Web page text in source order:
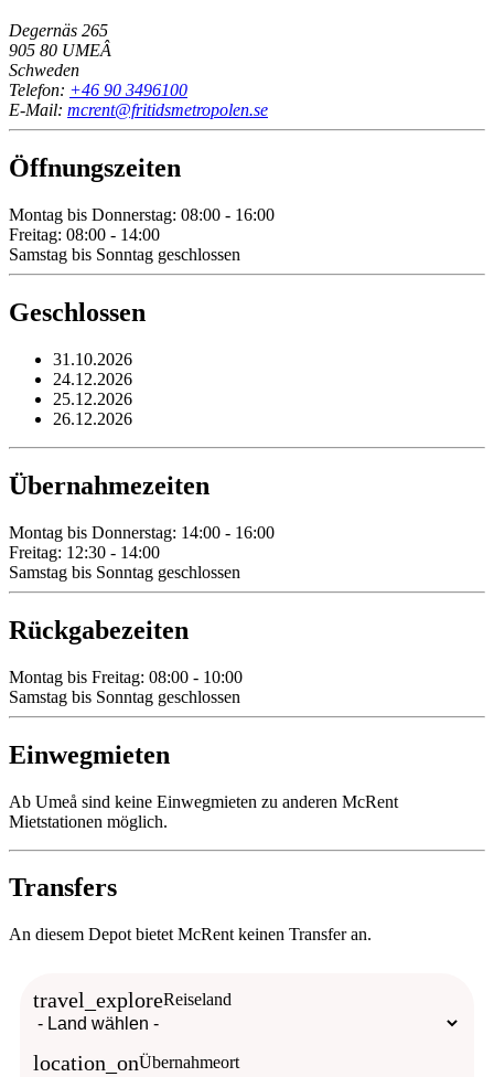
Degernäs 265
905 80 UMEÂ
Schweden
Telefon: +46 90 3496100
E-Mail: mcrent@fritidsmetropolen.se
Öffnungszeiten
Montag bis Donnerstag: 08:00 - 16:00
Freitag: 08:00 - 14:00
Samstag bis Sonntag geschlossen
Geschlossen
31.10.2026
24.12.2026
25.12.2026
26.12.2026
Übernahmezeiten
Montag bis Donnerstag: 14:00 - 16:00
Freitag: 12:30 - 14:00
Samstag bis Sonntag geschlossen
Rückgabezeiten
Montag bis Freitag: 08:00 - 10:00
Samstag bis Sonntag geschlossen
Einwegmieten
Ab Umeå sind keine Einwegmieten zu anderen McRent
Mietstationen möglich.
Transfers
An diesem Depot bietet McRent keinen Transfer an.
travel_exploreReiseland
location_onÜbernahmeort